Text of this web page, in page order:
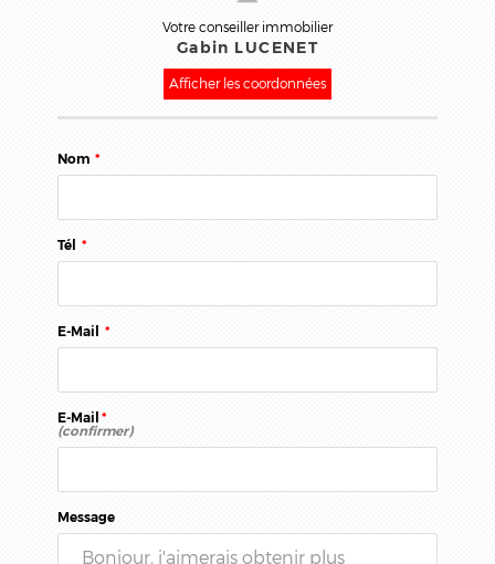
Votre conseiller immobilier
Gabin LUCENET
Afficher les coordonnées
Nom *
Tél *
E-Mail *
E-Mail *
(confirmer)
Message